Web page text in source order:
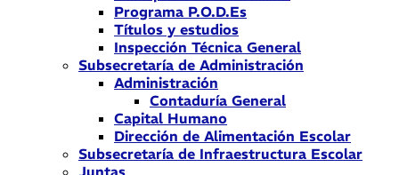
Programa P.O.D.Es
Títulos y estudios
Inspección Técnica General
Subsecretaría de Administración
Administración
Contaduría General
Capital Humano
Dirección de Alimentación Escolar
Subsecretaría de Infraestructura Escolar
Juntas